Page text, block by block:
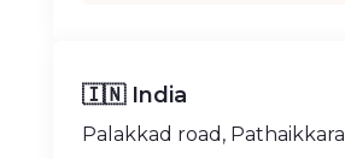
🇮🇳 India
Palakkad road, Pathaikkara